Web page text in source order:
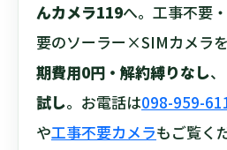
んカメラ119へ。工事不要
要のソーラー×SIMカメラを
期費用0円・解約縛りなし
試し。お電話は098-959-
や工事不要カメラもご覧く